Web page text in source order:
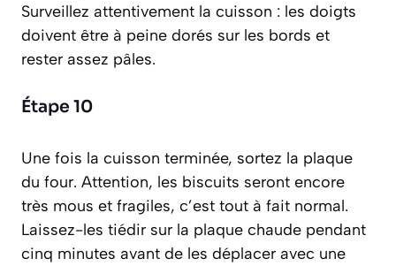
Surveillez attentivement la cuisson : les doigts
doivent être à peine dorés sur les bords et
rester assez pâles.
Étape 10
Une fois la cuisson terminée, sortez la plaque
du four. Attention, les biscuits seront encore
très mous et fragiles, c’est tout à fait normal.
Laissez-les tiédir sur la plaque chaude pendant
cinq minutes avant de les déplacer avec une